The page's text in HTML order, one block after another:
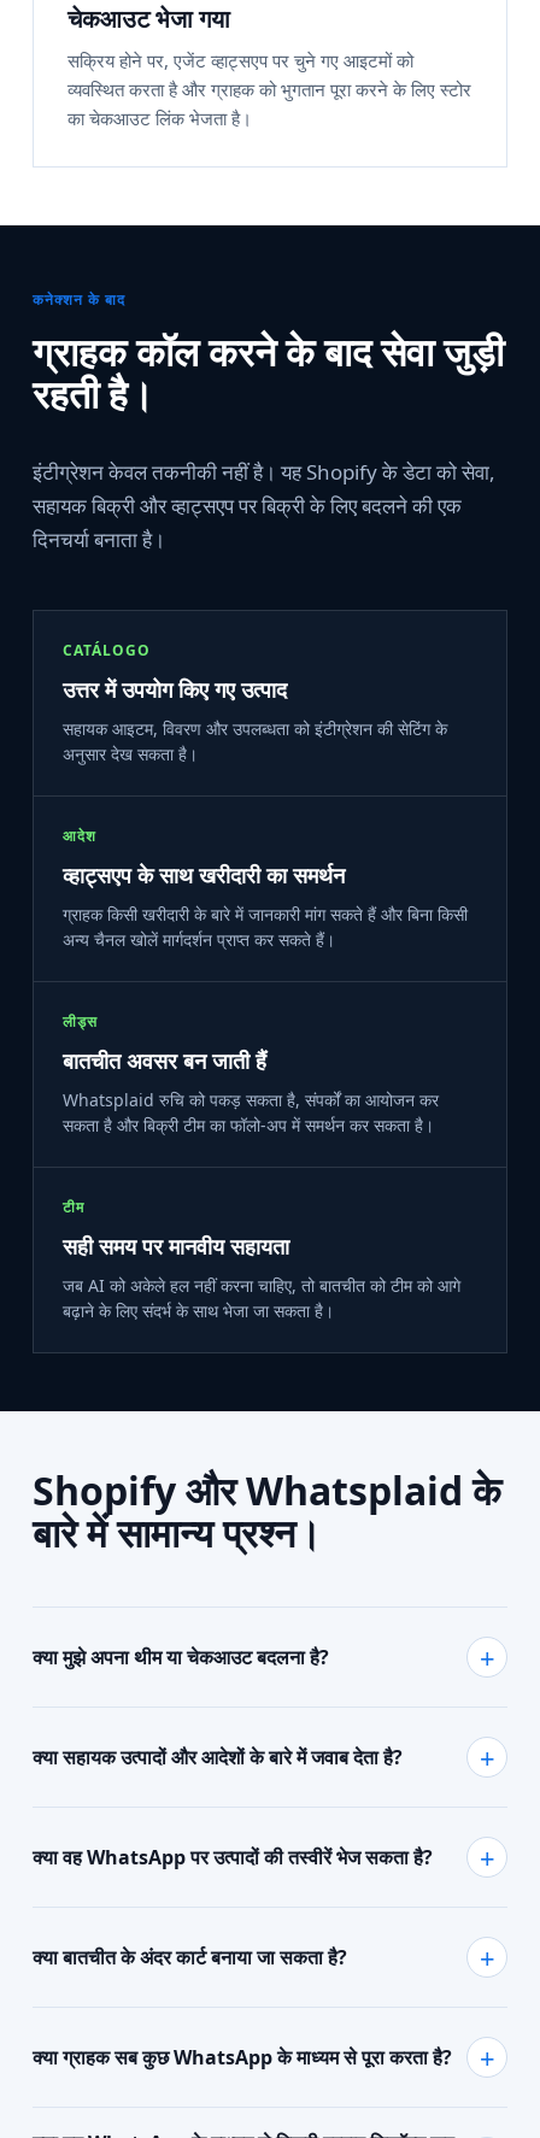
चेकआउट भेजा गया
सक्रिय होने पर, एजेंट व्हाट्सएप पर चुने गए आइटमों को
व्यवस्थित करता है और ग्राहक को भुगतान पूरा करने के लिए स्टोर
का चेकआउट लिंक भेजता है।
कनेक्शन के बाद
ग्राहक कॉल करने के बाद सेवा जुड़ी
रहती है।
इंटीग्रेशन केवल तकनीकी नहीं है। यह Shopify के डेटा को सेवा,
सहायक बिक्री और व्हाट्सएप पर बिक्री के लिए बदलने की एक
दिनचर्या बनाता है।
CATÁLOGO
उत्तर में उपयोग किए गए उत्पाद
सहायक आइटम, विवरण और उपलब्धता को इंटीग्रेशन की सेटिंग के
अनुसार देख सकता है।
आदेश
व्हाट्सएप के साथ खरीदारी का समर्थन
ग्राहक किसी खरीदारी के बारे में जानकारी मांग सकते हैं और बिना किसी
अन्य चैनल खोलें मार्गदर्शन प्राप्त कर सकते हैं।
लीड्स
बातचीत अवसर बन जाती हैं
Whatsplaid रुचि को पकड़ सकता है, संपर्कों का आयोजन कर
सकता है और बिक्री टीम का फॉलो-अप में समर्थन कर सकता है।
टीम
सही समय पर मानवीय सहायता
जब AI को अकेले हल नहीं करना चाहिए, तो बातचीत को टीम को आगे
बढ़ाने के लिए संदर्भ के साथ भेजा जा सकता है।
Shopify और Whatsplaid के
बारे में सामान्य प्रश्न।
क्या मुझे अपना थीम या चेकआउट बदलना है?
क्या सहायक उत्पादों और आदेशों के बारे में जवाब देता है?
क्या वह WhatsApp पर उत्पादों की तस्वीरें भेज सकता है?
क्या बातचीत के अंदर कार्ट बनाया जा सकता है?
क्या ग्राहक सब कुछ WhatsApp के माध्यम से पूरा करता है?